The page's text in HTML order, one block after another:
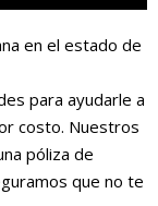
en el estado de
para ayudarle a
costo. Nuestros
póliza de
que no te